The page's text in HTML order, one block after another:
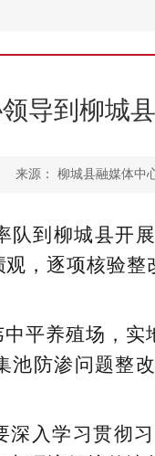
导到柳城
来源： 柳城县融媒体中
队到柳城县开
，逐项核验
平养殖场，
池防渗问题整
深入学习贯彻